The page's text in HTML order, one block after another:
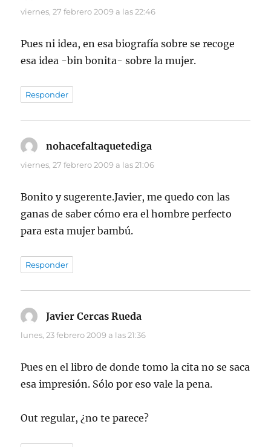
viernes, 27 febrero 2009 a las 22:46
Pues ni idea, en esa biografía sobre se recoge
esa idea -bin bonita- sobre la mujer.
Responder
nohacefaltaquetediga
viernes, 27 febrero 2009 a las 21:06
Bonito y sugerente.Javier, me quedo con las
ganas de saber cómo era el hombre perfecto
para esta mujer bambú.
Responder
Javier Cercas Rueda
lunes, 23 febrero 2009 a las 21:36
Pues en el libro de donde tomo la cita no se saca
esa impresión. Sólo por eso vale la pena.
Out regular, ¿no te parece?